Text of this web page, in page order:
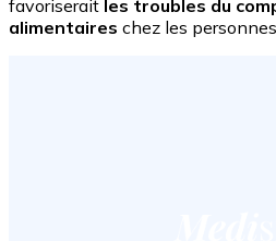
favoriserait les troubles du
alimentaires chez les